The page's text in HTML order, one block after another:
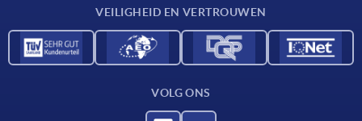
VEILIGHEID EN VERTROUWEN
VOLG ONS